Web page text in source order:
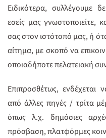
Ειδικότερα, συλλέγουμε
εσείς μας γνωστοποιείτε,
σας στον ιστότοπό μας, ή
αίτημα, με σκοπό να
οποιαδήποτε πελατειακή
Επιπροσθέτως, ενδέχεται
από άλλες πηγές / τρίτα
όπως λ.χ. δημόσιες
πρόσβαση, πλατφόρμες